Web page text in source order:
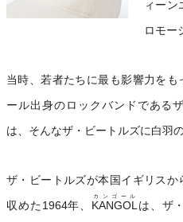
ィーン
ロモー
当時、若者たちに最も影響力を
ール出身のロックバンドである
は、そんなザ・ビートルズに白羽
ザ・ビートルズが本国イギリス
収めた1964年、 KANGOL
カンゴール
は、ザ